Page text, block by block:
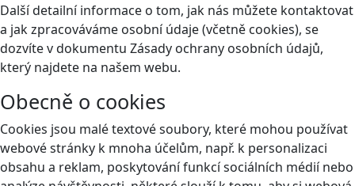
Další detailní informace o tom, jak nás můžete kontaktovat
a jak zpracováváme osobní údaje (včetně cookies), se
dozvíte v dokumentu Zásady ochrany osobních údajů,
který najdete na našem webu.
Obecně o cookies
Cookies jsou malé textové soubory, které mohou používat
webové stránky k mnoha účelům, např. k personalizaci
obsahu a reklam, poskytování funkcí sociálních médií nebo